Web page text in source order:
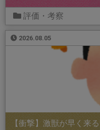
評価・考察
2026.08.05
【衝撃】激獣が早く来